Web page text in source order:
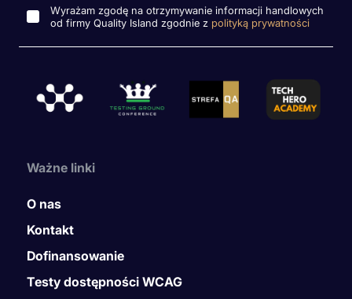
Wyrażam zgodę na otrzymywanie informacji handlowych
od firmy Quality Island zgodnie z polityką prywatności
Ważne linki
O nas
Kontakt
Dofinansowanie
Testy dostępności WCAG